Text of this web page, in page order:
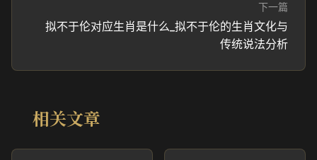
下一篇
拟不于伦对应生肖是什么_拟不于伦的生肖文化与
传统说法分析
相关文章